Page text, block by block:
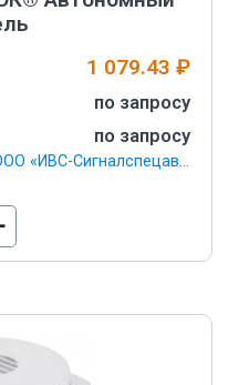
1 079.43 ₽
по запросу
по запросу